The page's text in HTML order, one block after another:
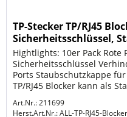
TP-Stecker TP/RJ45
Sicherheitsschlüssel,
Netzwerk-Sch
Hightlights: 10er Pack Rote
Sicherheitsschlüssel
Ports Staubschutzkappe für
TP/RJ45 Blocker kann als
Art.Nr.: 211699
Herst.Art.Nr.:ALL-TP-RJ45-